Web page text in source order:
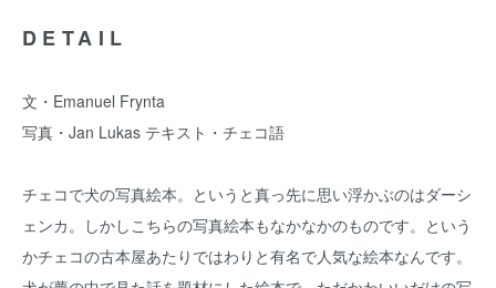
DETAIL
文・Emanuel Frynta
写真・Jan Lukas テキスト・チェコ語
チェコで犬の写真絵本。というと真っ先に思い浮かぶのはダーシ
ェンカ。しかしこちらの写真絵本もなかなかのものです。という
かチェコの古本屋あたりではわりと有名で人気な絵本なんです。